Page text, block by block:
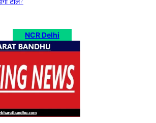
NCR Delhi